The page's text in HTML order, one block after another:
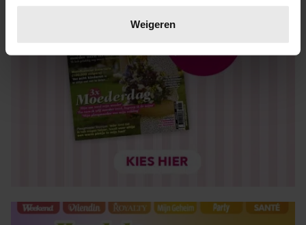
verwerkt en stel uw voorkeuren in het
intrekken in de Cookieverklaring.
We gebruiken cookies om content en advertenties te
personaliseren, om functies voor social media te bieden
en om ons websiteverkeer te analyseren. Ook delen we
informatie over uw gebruik van onze site met onze
partners kunnen deze gegevens combineren met andere
verzameld op basis van uw gebruik van hun services. U
gaat akkoord met onze cookies als u onze website blijft
Weigeren